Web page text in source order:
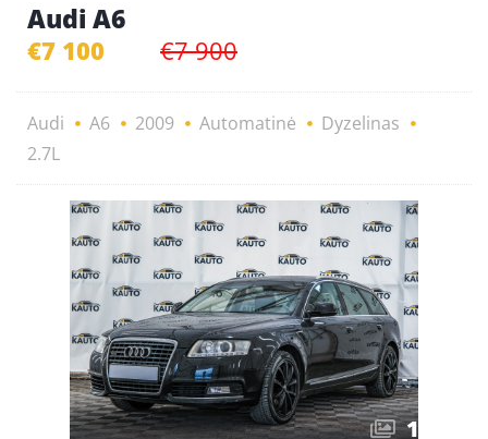
Audi A6
€7 100 €7 900
Audi A6 2009 Automatinė
Dyzelinas
2.7L
1